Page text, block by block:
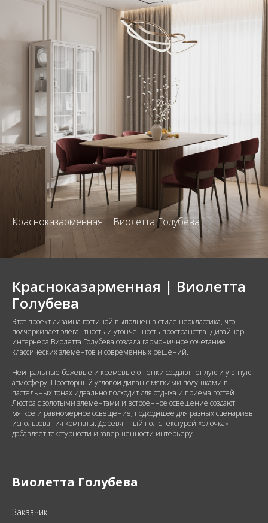
Красноказарменная | Виолетта Голубева
Красноказарменная | Виолетта
Голубева
Этот проект дизайна гостиной выполнен в стиле неоклассика, что
подчеркивает элегантность и утонченность пространства. Дизайнер
интерьера Виолетта Голубева создала гармоничное сочетание
классических элементов и современных решений.
Нейтральные бежевые и кремовые оттенки создают теплую и уютную
атмосферу. Просторный угловой диван с мягкими подушками в
пастельных тонах идеально подходит для отдыха и приема гостей.
Люстра с золотыми элементами и встроенное освещение создают
мягкое и равномерное освещение, подходящее для разных сценариев
использования комнаты. Деревянный пол с текстурой «елочка»
добавляет текстурности и завершенности интерьеру.
Виолетта Голубева
Заказчик